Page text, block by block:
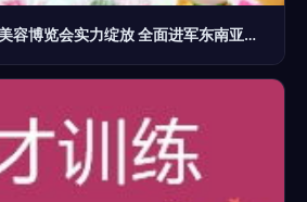
爱蔻秀身堂泰国曼谷美容博览会实力绽放 全面进军东南亚市场